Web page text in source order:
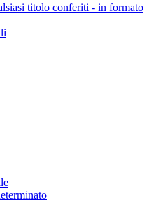
titolo conferiti - in formato